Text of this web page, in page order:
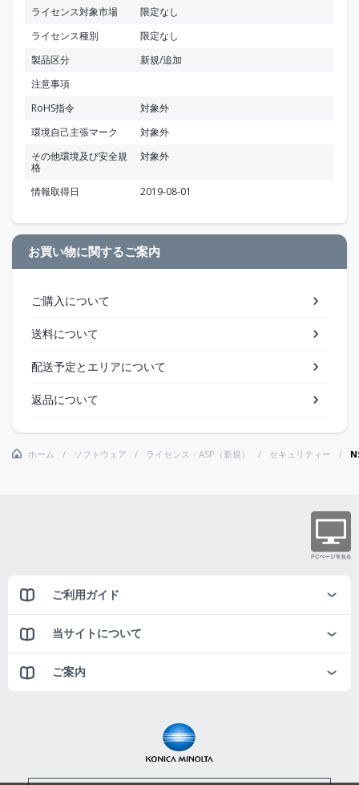
ライセンス対象市場
限定なし
ライセンス種別
限定なし
製品区分
新規/追加
注意事項
RoHS指令
対象外
環境自己主張マーク
対象外
その他環境及び安全規
格
対象外
情報取得日 2019-08-01
お買い物に関するご案内
ご購入について
送料について
配送予定とエリアについて
返品について
ホーム ソフトウェア ライセンス・ASP（新規） セキュリティー
ご利用ガイド
当サイトについて
ご案内